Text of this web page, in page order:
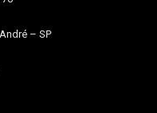
– SP